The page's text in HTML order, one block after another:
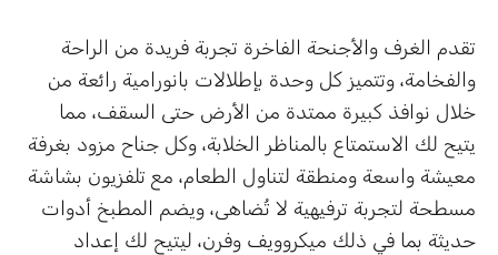
تقدم الغرف والأجنحة الفاخرة تجربة فريدة من الراحة
والفخامة، وتتميز كل وحدة بإطلالات بانورامية رائعة من
خلال نوافذ كبيرة ممتدة من الأرض حتى السقف، مما
يتيح لك الاستمتاع بالمناظر الخلابة، وكل جناح مزود بغرفة
معيشة واسعة ومنطقة لتناول الطعام، مع تلفزيون بشاشة
مسطحة لتجربة ترفيهية لا تُضاهى، ويضم المطبخ أدوات
حديثة بما في ذلك ميكروويف وفرن، ليتيح لك إعداد